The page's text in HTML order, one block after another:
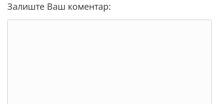
Залиште Ваш коментар: